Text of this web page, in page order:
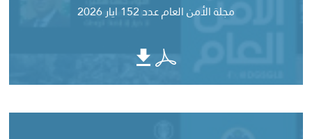
مجلة الأمن العام عدد 152 ايار 2026